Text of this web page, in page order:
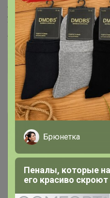
обучается заботе о
удобно умываться
Артикул 6485854
Комментарии
Чтобы написать
Брюнетка
Пеналы, которые
его красиво скроют